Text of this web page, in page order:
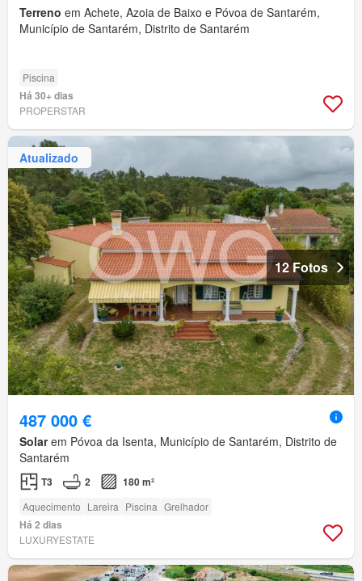
Terreno em Achete, Azoia de Baixo e Póvoa de Santarém,
Município de Santarém, Distrito de Santarém
Piscina
Há 30+ dias
PROPERSTAR
Atualizado
12 Fotos
487 000 €
Solarem Póvoa da Isenta, Município de Santarém, Distrito de
Santarém
T3 2 180 m²
Aquecimento Lareira Piscina Grelhador
Há 2 dias
LUXURYESTATE